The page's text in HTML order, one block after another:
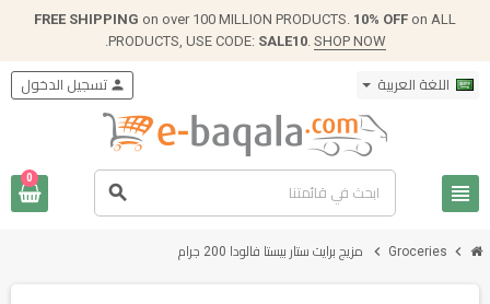
FREE SHIPPING on over 100 MILLION PRODUCTS. 10% OFF on ALL
PRODUCTS, USE CODE: SALE10. SHOP NOW
.
اللغة العربية
view_headline
search
person تسجيل الدخول
0
chevron_right
Groceries
chevron_right مزيج برايت ستار بيستا فالودا 200 جرام